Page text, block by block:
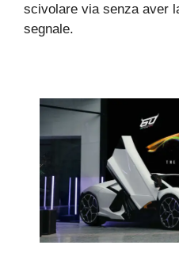
scivolare via senza aver
segnale.